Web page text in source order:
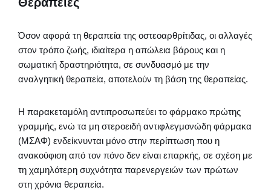
Όσον αφορά τη θεραπεία της οστεοαρθρίτιδας, οι αλλαγές
στον τρόπο ζωής, ιδιαίτερα η απώλεια βάρους και η
σωματική δραστηριότητα, σε συνδυασμό με την
αναλγητική θεραπεία, αποτελούν τη βάση της θεραπείας.
Η παρακεταμόλη αντιπροσωπεύει το φάρμακο πρώτης
γραμμής, ενώ τα μη στεροειδή αντιφλεγμονώδη φάρμακα
(ΜΣΑΦ) ενδείκνυνται μόνο στην περίπτωση που η
ανακούφιση από τον πόνο δεν είναι επαρκής, σε σχέση με
τη χαμηλότερη συχνότητα παρενεργειών των πρώτων
στη χρόνια θεραπεία.